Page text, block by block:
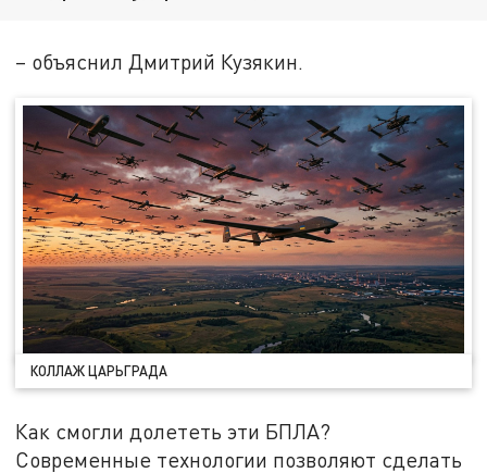
– объяснил Дмитрий Кузякин.
КОЛЛАЖ ЦАРЬГРАДА
Как смогли долететь эти БПЛА?
Современные технологии позволяют сделать